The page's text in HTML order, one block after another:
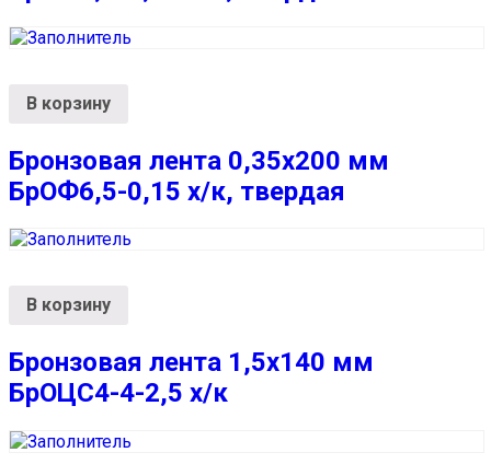
В корзину
Бронзовая лента 0,35х200 мм
БрОФ6,5-0,15 х/к, твердая
В корзину
Бронзовая лента 1,5х140 мм
БрОЦС4-4-2,5 х/к